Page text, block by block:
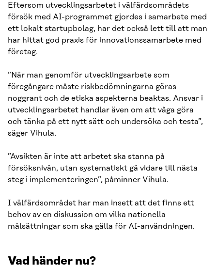
Eftersom utvecklingsarbetet i välfärdsområdets
försök med AI-programmet gjordes i samarbete med
ett lokalt startupbolag, har det också lett till att man
har hittat god praxis för innovationssamarbete med
företag.
”När man genomför utvecklingsarbete som
föregångare måste riskbedömningarna göras
noggrant och de etiska aspekterna beaktas. Ansvar i
utvecklingsarbetet handlar även om att våga göra
och tänka på ett nytt sätt och undersöka och testa”,
säger Vihula.
”Avsikten är inte att arbetet ska stanna på
försöksnivån, utan systematiskt gå vidare till nästa
steg i implementeringen”, påminner Vihula.
I välfärdsområdet har man insett att det finns ett
behov av en diskussion om vilka nationella
målsättningar som ska gälla för AI-användningen.
Vad händer nu?